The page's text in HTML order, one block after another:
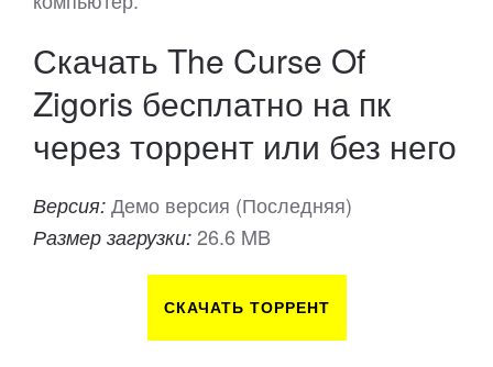
Скачать The Curse Of
Zigoris бесплатно на пк
через торрент или без него
Версия: Демо версия (Последняя)
Размер загрузки: 26.6 MB
СКАЧАТЬ ТОРРЕНТ